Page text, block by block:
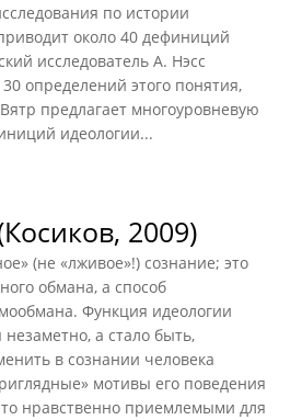
по истории
около 40 дефиниций
исследователь А. Нэсс
определений этого понятия,
предлагает многоуровневую
идеологии...
2009)
(не «лживое»!) сознание; это
обмана, а способ
Функция идеологии
а стало быть,
в сознании человека
мотивы его поведения
нравственно приемлемыми для